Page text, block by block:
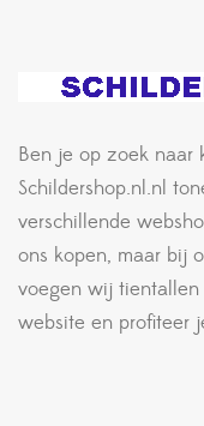
Ben je op zoek
Schildershop.nl.nl
verschillende
ons kopen, maar bij
voegen wij
website en profiteer